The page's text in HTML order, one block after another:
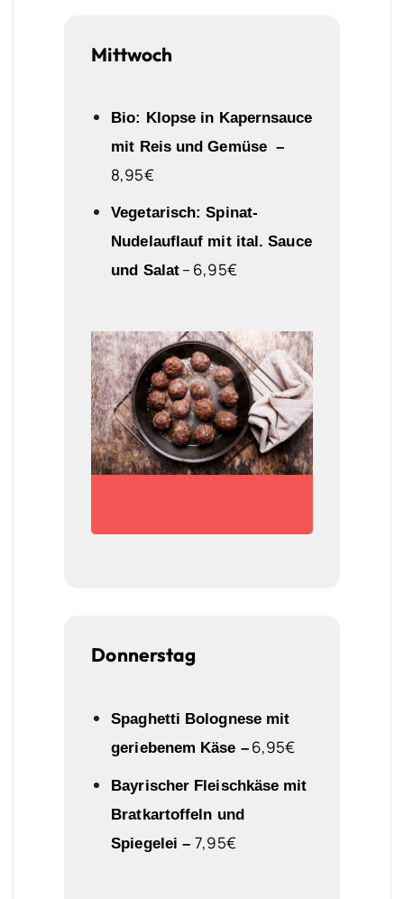
Mittwoch
Bio: Klopse in Kapernsauce
mit Reis und Gemüse –
8,95€
Vegetarisch: Spinat-
Nudelauflauf mit ital. Sauce
und Salat – 6,95€
Donnerstag
Spaghetti Bolognese mit
geriebenem Käse –6,95€
Bayrischer Fleischkäse mit
Bratkartoffeln und
Spiegelei –7,95€